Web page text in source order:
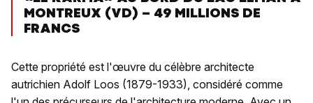
MONTREUX (VD) – 49 MILLIONS DE
FRANCS
Cette propriété est l'œuvre du célèbre architecte
autrichien Adolf Loos (1879-1933), considéré comme